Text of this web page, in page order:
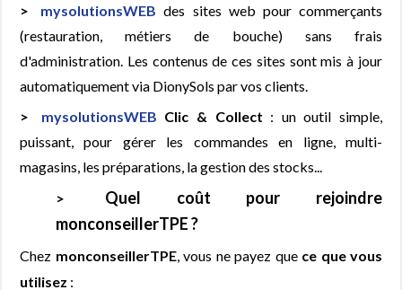
mysolutionsWEB des sites web pour commerçants
(restauration, métiers de bouche) sans frais
d'administration. Les contenus de ces sites sont mis à jour
automatiquement via DionySols par vos clients.
mysolutionsWEB Clic & Collect : un outil simple,
puissant, pour gérer les commandes en ligne, multi-
magasins, les préparations, la gestion des stocks...
Quel coût pour rejoindre
monconseillerTPE ?
Chez monconseillerTPE, vous ne payez que ce que vous
utilisez :